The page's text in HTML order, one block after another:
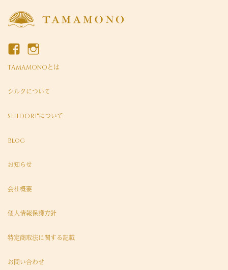
TAMAMONOとは
シルクについて
SHIDORI®について
Blog
お知らせ
会社概要
個人情報保護方針
特定商取法に関する記載
お問い合わせ